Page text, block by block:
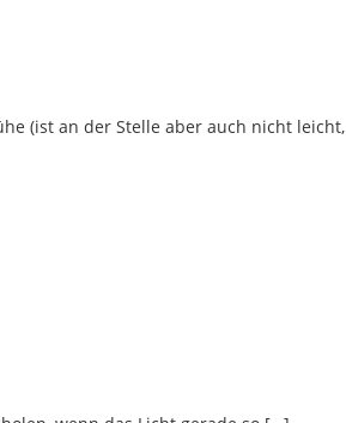
(ist an der Stelle aber auch nicht leicht,